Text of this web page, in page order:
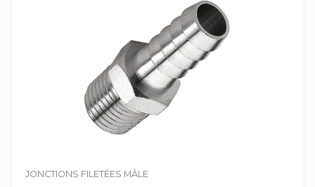
JONCTIONS FILETÉES MÂLE